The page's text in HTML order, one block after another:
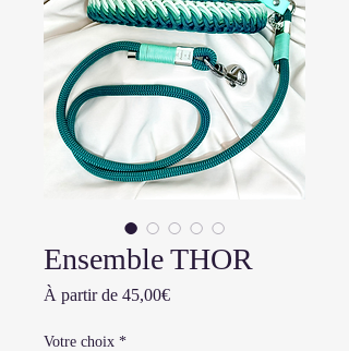
Ensemble THOR
À partir de 45,00€Prix
Votre choix *